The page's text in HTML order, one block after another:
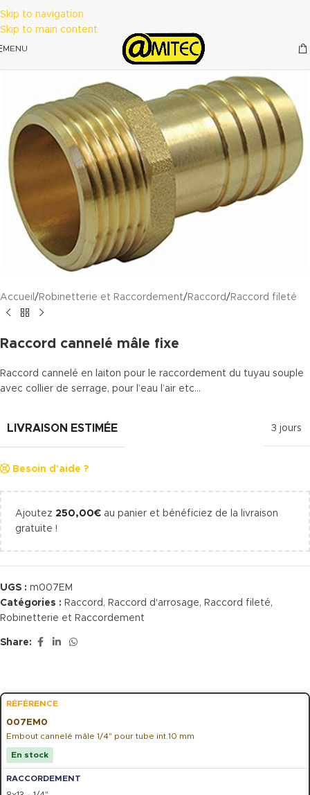
Skip to navigation
Skip to main content
MENU
Accueil / Robinetterie et Raccordement/ Raccord/ Raccord fileté
Raccord cannelé mâle fixe
Raccord cannelé en laiton pour le raccordement du tuyau souple
avec collier de serrage, pour l’eau l’air etc…
LIVRAISON ESTIMÉE 3 jours
Besoin d'aide ?
Ajoutez 250,00€ au panier et bénéficiez de la livraison
gratuite !
UGS : m007EM
Catégories : Raccord , Raccord d'arrosage, Raccord fileté,
Robinetterie et Raccordement
Share:
007EM0
Embout cannelé mâle 1/4" pour tube int.10 mm
En stock